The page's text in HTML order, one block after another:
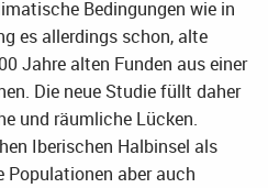
Bedingungen wie in
es allerdings schon, alte
Jahre alten Funden aus einer
Die neue Studie füllt daher
und räumliche Lücken.
Iberischen Halbinsel als
aber auch